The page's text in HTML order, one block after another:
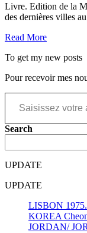
Livre. Edition de la
des dernières villes
Read More
To get my new posts
Pour recevoir mes
Saisissez votre adresse e-mail…
Search
UPDATE
UPDATE
LISBON 1975.
KOREA
JORDAN/